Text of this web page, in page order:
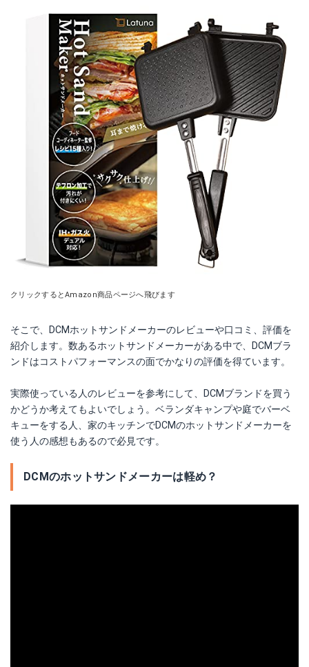
クリックするとAmazon商品ページへ飛びます
そこで、DCMホットサンドメーカーのレビューや口コミ、評価を
紹介します。数あるホットサンドメーカーがある中で、DCMブラ
ンドはコストパフォーマンスの面でかなりの評価を得ています。
実際使っている人のレビューを参考にして、DCMブランドを買う
かどうか考えてもよいでしょう。ベランダキャンプや庭でバーベ
キューをする人、家のキッチンでDCMのホットサンドメーカーを
使う人の感想もあるので必見です。
DCMのホットサンドメーカーは軽め？